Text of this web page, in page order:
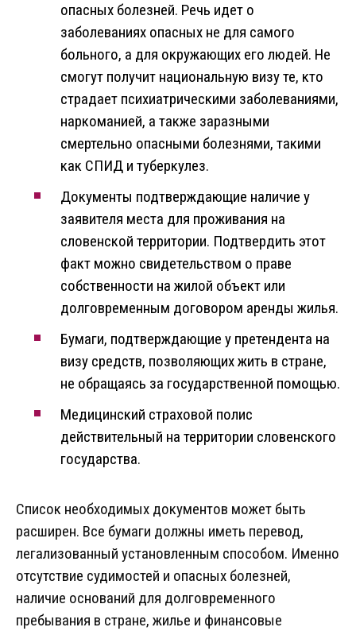
опасных болезней. Речь идет о
заболеваниях опасных не для самого
больного, а для окружающих его людей. Не
смогут получит национальную визу те, кто
страдает психиатрическими заболеваниями,
наркоманией, а также заразными
смертельно опасными болезнями, такими
как СПИД и туберкулез.
Документы подтверждающие наличие у
заявителя места для проживания на
словенской территории. Подтвердить этот
факт можно свидетельством о праве
собственности на жилой объект или
долговременным договором аренды жилья.
Бумаги, подтверждающие у претендента на
визу средств, позволяющих жить в стране,
не обращаясь за государственной помощью.
Медицинский страховой полис
действительный на территории словенского
государства.
Список необходимых документов может быть
расширен. Все бумаги должны иметь перевод,
легализованный установленным способом. Именно
отсутствие судимостей и опасных болезней,
наличие оснований для долговременного
пребывания в стране, жилье и финансовые